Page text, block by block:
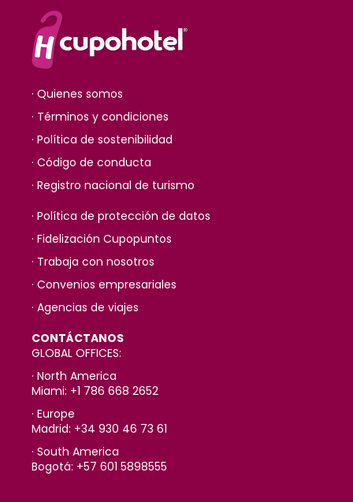
· Quienes somos
· Términos y condiciones
· Política de sostenibilidad
· Código de conducta
· Registro nacional de turismo
· Política de protección de datos
· Fidelización Cupopuntos
· Trabaja con nosotros
· Convenios empresariales
· Agencias de viajes
CONTÁCTANOS
GLOBAL OFFICES:
· North America
Miami: +1 786 668 2652
· Europe
Madrid: +34 930 46 73 61
· South America
Bogotá: +57 601 5898555